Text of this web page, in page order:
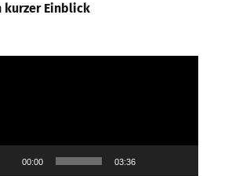
kurzer Einblick
00:00 03:36